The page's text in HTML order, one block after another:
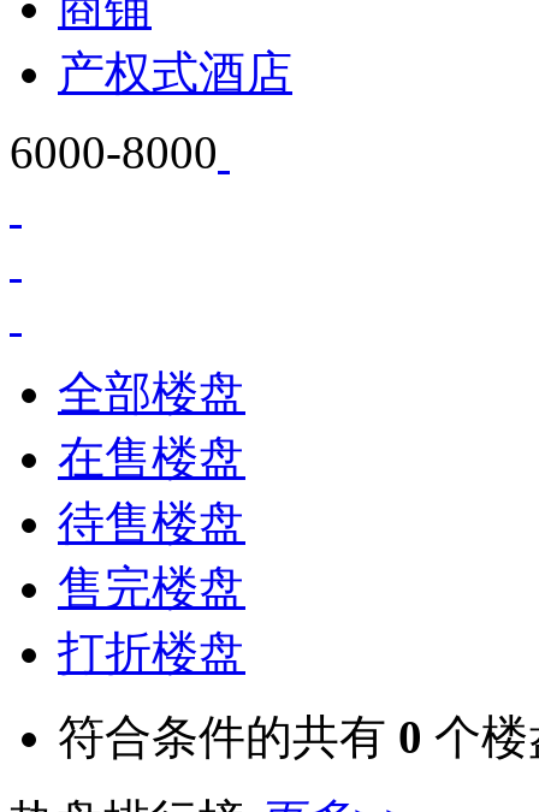
产权式酒店
6000-8000
全部楼盘
在售楼盘
待售楼盘
售完楼盘
打折楼盘
符合条件的共有 0 个楼